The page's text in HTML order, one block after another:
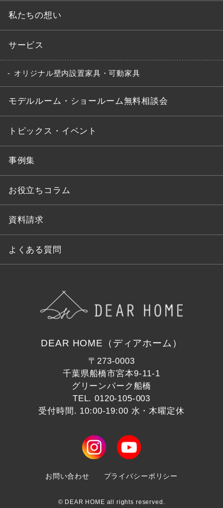
私たちの想い
サービス
オリジナル壁内設置家具・可動家具
モデルルーム・ショールーム無料相談会
トピックス・イベント
事例集
お役立ちコラム
資料請求
よくある質問
DEAR HOME（ディアホーム）
〒273-0003
千葉県船橋市宮本9-11-1
グリーンパーク船橋
TEL.0120-105-003
受付時間. 10:00-19:00 水・木曜定休
お問い合わせ プライバシーポリシー
© DEAR HOME all rights reserved.